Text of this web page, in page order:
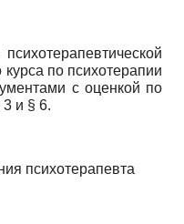
по психотерапии
с оценкой по
и § 6.
психотерапевта